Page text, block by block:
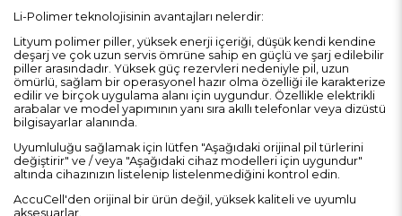
Li-Polimer teknolojisinin avantajları nelerdir:
Lityum polimer piller, yüksek enerji içeriği, düşük kendi kendine
deşarj ve çok uzun servis ömrüne sahip en güçlü ve şarj edilebilir
piller arasındadır. Yüksek güç rezervleri nedeniyle pil, uzun
ömürlü, sağlam bir operasyonel hazır olma özelliği ile karakterize
edilir ve birçok uygulama alanı için uygundur. Özellikle elektrikli
arabalar ve model yapımının yanı sıra akıllı telefonlar veya dizüstü
bilgisayarlar alanında.
Uyumluluğu sağlamak için lütfen "Aşağıdaki orijinal pil türlerini
değiştirir" ve / veya "Aşağıdaki cihaz modelleri için uygundur"
altında cihazınızın listelenip listelenmediğini kontrol edin.
AccuCell'den orijinal bir ürün değil, yüksek kaliteli ve uyumlu
aksesuarlar.